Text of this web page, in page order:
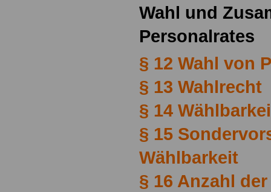
Wahl und
Personalrates
§ 12 Wahl von
§ 13 Wahlrecht
§ 14
§ 15
Wählbarkeit
§ 16 Anzahl